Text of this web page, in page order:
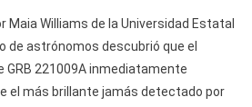
Maia Williams de la Universidad Estatal
de astrónomos descubrió que el
GRB 221009A inmediatamente
el más brillante jamás detectado por